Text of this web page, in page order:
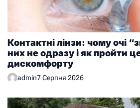
Контактні лінзи: чому очі
них не одразу і як пройти
дискомфорту
admin7 Серпня 2026